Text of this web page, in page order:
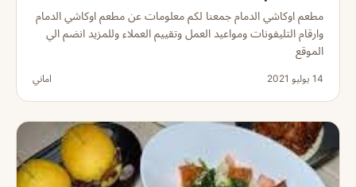
مطعم اوكاشي الدمام جمعنا لكم معلومات عن مطعم اوكاشي الدمام
وارقام التليفونات ومواعيد العمل وتقييم العملاء وللمزيد انضم الي
الموقع
14 يوليو 2021 اماني